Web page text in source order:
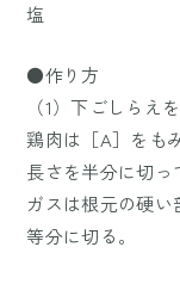
塩
●作り方
（1）下ごしらえ
鶏肉は［A］をも
長さを半分に切っ
ガスは根元の硬
等分に切る。